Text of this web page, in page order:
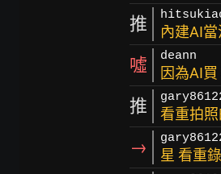
推 內建AI當
噓 deann
因為AI買
推 看重拍
→ 星 看重